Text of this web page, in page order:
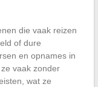
die vaak reizen
of dure
en opnames in
vaak zonder
wat ze